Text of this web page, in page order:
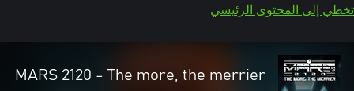
تخطي إلى المحتوى الرئيسي
MARS 2120 - The more, the merrier